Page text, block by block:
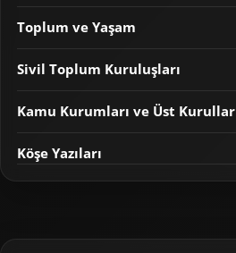
Toplum ve Yaşam
Sivil Toplum Kuruluşları
Kamu Kurumları ve Üst Kurullar
Köşe Yazıları